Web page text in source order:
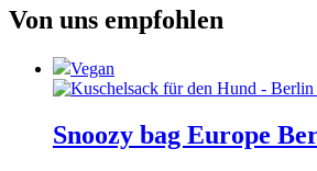
Von uns empfohlen
Vegan
Snoozy bag Europe